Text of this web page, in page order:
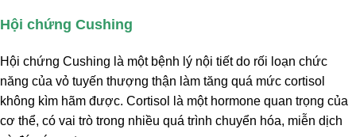
Hội chứng Cushing
Hội chứng Cushing là một bệnh lý nội tiết do rối loạn chức
năng của vỏ tuyến thượng thận làm tăng quá mức cortisol
không kìm hãm được. Cortisol là một hormone quan trọng của
cơ thể, có vai trò trong nhiều quá trình chuyển hóa, miễn dịch